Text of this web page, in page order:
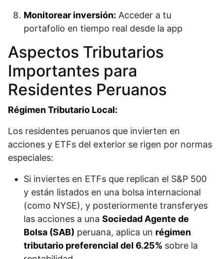
Monitorear inversión: Acceder a tu
portafolio en tiempo real desde la app
Aspectos Tributarios
Importantes para
Residentes Peruanos
Régimen Tributario Local:
Los residentes peruanos que invierten en
acciones y ETFs del exterior se rigen por normas
especiales:​
Si inviertes en ETFs que replican el S&P 500
y están listados en una bolsa internacional
(como NYSE), y posteriormente transferyes
las acciones a una Sociedad Agente de
Bolsa (SAB) peruana, aplica un régimen
tributario preferencial del 6.25% sobre la